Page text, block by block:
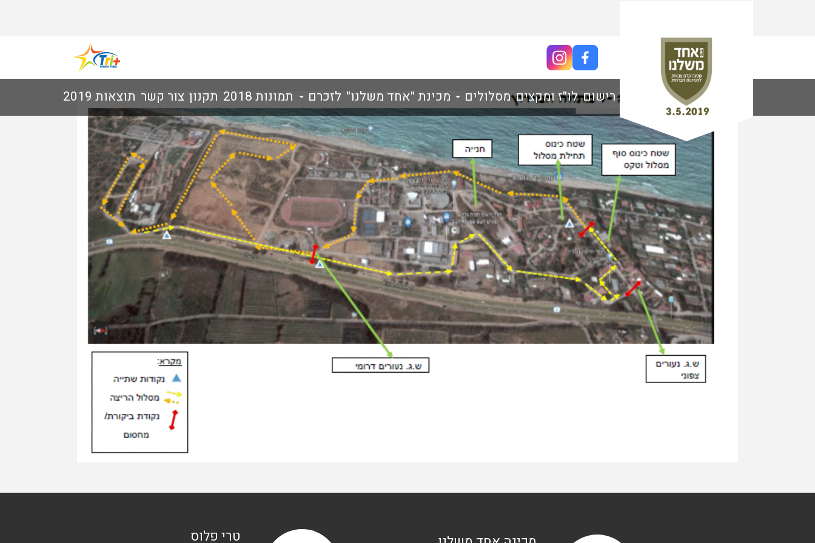
רישום לו"ז ומקצים מסלולים מכינת "אחד משלנו" לזכרם תמונות 2018 תקנון צור קשר תוצאות 2019
שני המסלולים במשולב
טרי פלוס